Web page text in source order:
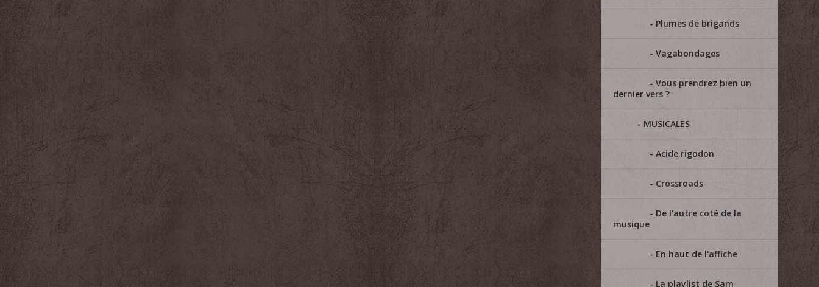
Plumes de brigands
Vagabondages
Vous prendrez bien un
dernier vers ?
MUSICALES
Acide rigodon
Crossroads
De l'autre coté de la
musique
En haut de l'affiche
La playlist de Sam